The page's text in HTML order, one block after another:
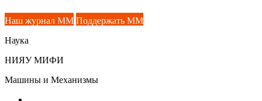
Наш журнал ММ Поддержать ММ
Наука
НИЯУ МИФИ
Машины и Механизмы